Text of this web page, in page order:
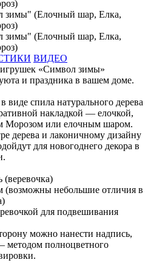
ВИДЕО
«Символ зимы»
и праздника в вашем доме.
спила натурального дерева
накладкой — елочкой,
Морозом или елочным шаром.
дерева и лаконичному дизайну
для новогоднего декора в
(веревочка)
(возможны небольшие отличия в
для подвешивания
можно нанести надпись,
методом полноцветного